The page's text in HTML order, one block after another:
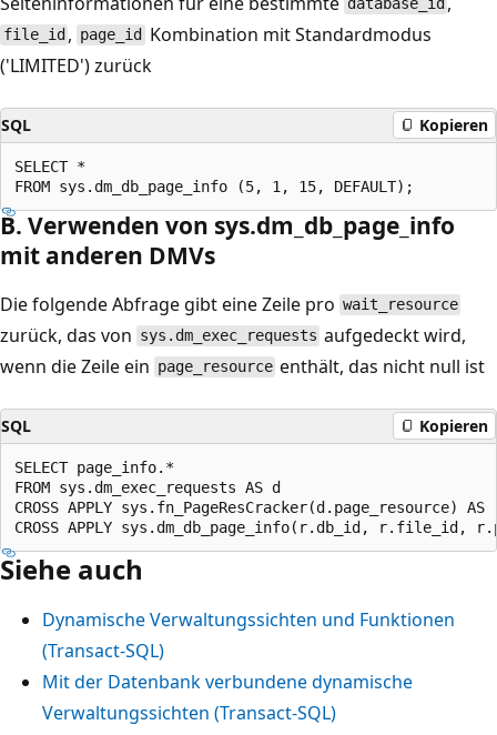
database_id
file_id , page_id
Kombination mit Standardmodus
('LIMITED') zurück
SQL Kopieren
SELECT *
B. Verwenden von sys.dm_db_page_info
mit anderen DMVs
Die folgende Abfrage gibt eine Zeile pro wait_resource
zurück, das von sys.dm_exec_requests aufgedeckt wird,
wenn die Zeile ein page_resource enthält, das nicht null ist
SQL Kopieren
SELECT page_info.*
FROM sys.dm_exec_requests AS d
CROSS APPLY sys.fn_PageResCracker(d.page_resource) AS
Siehe auch
Dynamische Verwaltungssichten und Funktionen
(Transact-SQL)
Mit der Datenbank verbundene dynamische
Verwaltungssichten (Transact-SQL)